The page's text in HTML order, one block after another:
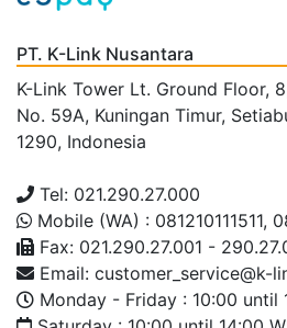
PT. K-Link Nusantara
K-Link Tower Lt. Ground Floor,
No. 59A, Kuningan Timur,
1290, Indonesia
Tel: 021.290.27.000
Mobile (WA) : 081210111511,
Fax: 021.290.27.001 -
Email: customer_service@k-
Monday - Friday : 10:00 until